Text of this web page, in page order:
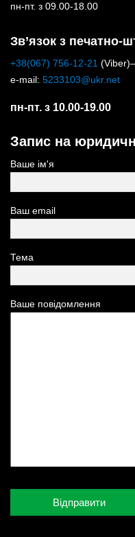
пн-пт. з 09.00-18.00
Зв’язок з печатно-
+38(067) 756-12-21
e-mail: 5233103@ukr.net
пн-пт. з 10.00-19.00
Запис на
Ваше ім'я
Ваш email
Тема
Ваше повідомлення